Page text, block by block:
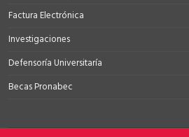
Factura Electrónica
Investigaciones
Defensoría Universitaría
Becas Pronabec